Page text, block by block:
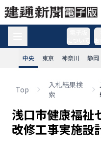
中央 東京 神奈川 静岡
Top
入札結果検
索
浅口市健康福祉
改修工事実施設